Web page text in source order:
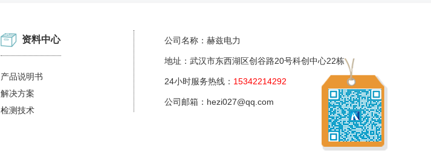
资料中心
产品说明书
解决方案
检测技术
公司名称：赫兹电力
地址：武汉市东西湖区创谷路20号科创中心22栋
24小时服务热线： 15342214292
公司邮箱：hezi027@qq.com